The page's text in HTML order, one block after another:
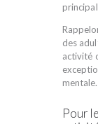
des
activité
mentale.
Pour